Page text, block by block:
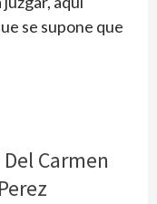
se supone que
Carmen
Perez